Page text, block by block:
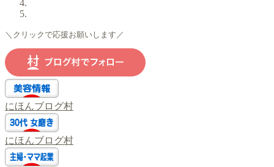
＼クリックで応援お願いします／
にほんブログ村
にほんブログ村